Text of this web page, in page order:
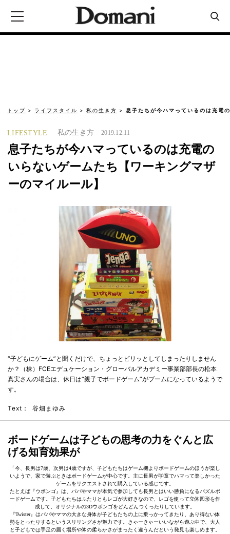
トップ ライフスタイル 私の生き方 息子たちが今ハマっているのは充電
LIFESTYLE 私の生き方 2019.12.11
息子たちが今ハマっているのは充電の
いらないゲームたち【ワーキングマザ
ーのマイルール】
“子どもにゲーム”と聞くだけで、ちょっとピリッとしてしまったりしません
か？（株）FCEエデュケーション・グローバルアカデミー事業部部長の松本
真実さんの場合は、休日は“親子でボードゲーム”がブームになっているようで
す。
Text： 谷畑まゆみ
ボードゲームは子どもの思考の力をぐんと広
げる知育効果が
「今、長男は7歳、次男は4歳ですが、子どもたちはゲーム機よりボードゲームのほうが楽し
いようで、家で遊ぶときはボードゲームが中心です。主に長男が学童でハマって楽しかった
ゲームをリクエストされて購入している感じです。
たとえば『ウボンゴ』は、パパやママが本気で参加しても長男とはいい勝負になるパズルボ
ードゲームです。子どもたちはふたりともレゴが大好きなので、レゴを使って立体図形を作
成して、オリジナルの3Dウボンゴをどんどんつくったりしています。
『Twister』はパパやママの大きな身体が子どもたちの上に乗っかってきたり、あり得ない体
勢をとったりするというスリリングさが魅力です。きゃーきゃーいいながら遊ぶ中で、大人
と子どもでは手足の届く場所や体の柔らかさがまったく違うんだという発見も楽しめます。